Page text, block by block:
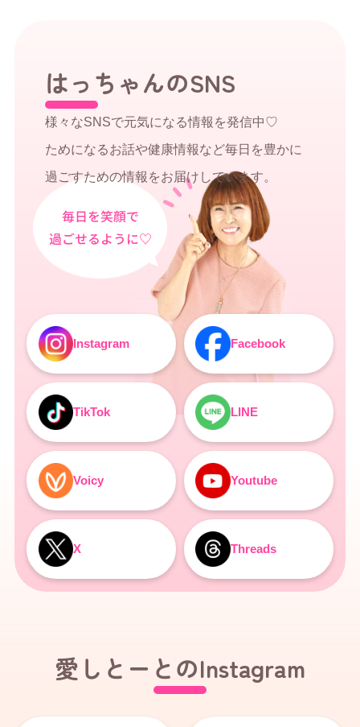
はっちゃんのSNS
様々なSNSで元気になる情報を発信中♡
ためになるお話や健康情報など毎日を豊かに
過ごすための情報をお届けしています。
Instagram Facebook
TikTok LINE
Voicy Youtube
X Threads
愛しとーとのInstagram